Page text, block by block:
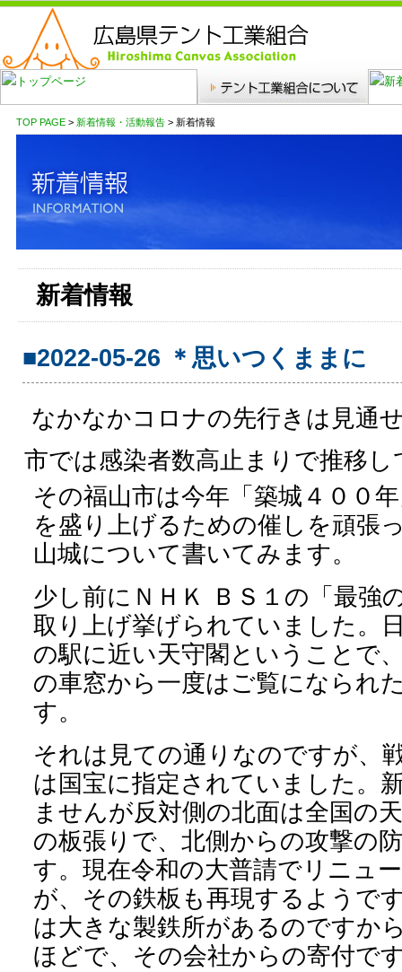
TOP PAGE > 新着情報・活動報告 > 新着情報
新着情報
■2022-05-26 ＊思いつくままに
なかなかコロナの先行きは見通
市では感染者数高止まりで推移し
その福山市は今年「築城４００
を盛り上げるための催しを頑張
山城について書いてみます。
少し前にＮＨＫ
ＢＳ１の「最強
取り上げ挙げられていました。
の駅に近い天守閣ということで
の車窓から一度はご覧になられ
す。
それは見ての通りなのですが、
は国宝に指定されていました。
ませんが反対側の北面は全国の
の板張りで、北側からの攻撃の
す。現在令和の大普請でリニュ
が、その鉄板も再現するようで
は大きな製鉄所があるのですか
ほどで、その会社からの寄付で